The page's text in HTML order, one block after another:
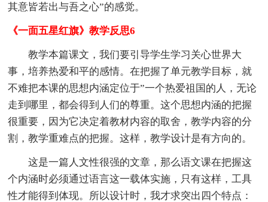
其意皆若出与吾之心”的感觉。
《一面五星红旗》教学反思6
教学本篇课文，我们要引导学生学习关心世界大
事，培养热爱和平的感情。在把握了单元教学目标，就
不难把本课的思想内涵定位于”一个热爱祖国的人，无论
走到哪里，都会得到人们的尊重。这个思想内涵的把握
很重要，因为它决定着教材内容的取舍，教学内容的分
割，教学重难点的把握。这样，教学设计是有方向的。
这是一篇人文性很强的文章，那么语文课在把握这
个内涵时必须通过语言这一载体实施，只有这样，工具
性才能得到体现。所以设计时，我才求突出四个特点：